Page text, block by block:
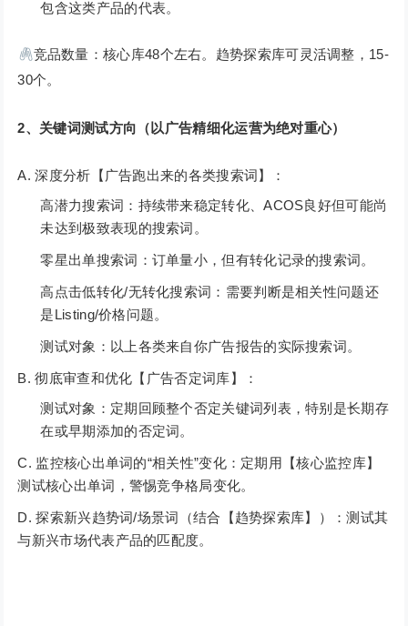
包含这类产品的代表。
竞品数量：核心库48个左右。趋势探索库可灵活调整，15-
30个。
2、关键词测试方向（以广告精细化运营为绝对重心）
A. 深度分析【广告跑出来的各类搜索词】：
高潜力搜索词：持续带来稳定转化、ACOS良好但可能尚
未达到极致表现的搜索词。
零星出单搜索词：订单量小，但有转化记录的搜索词。
高点击低转化/无转化搜索词：需要判断是相关性问题还
是Listing/价格问题。
测试对象：以上各类来自你广告报告的实际搜索词。
B. 彻底审查和优化【广告否定词库】：
测试对象：定期回顾整个否定关键词列表，特别是长期存
在或早期添加的否定词。
C. 监控核心出单词的“相关性”变化：定期用【核心监控库】
测试核心出单词，警惕竞争格局变化。
D. 探索新兴趋势词/场景词（结合【趋势探索库】）：测试其
与新兴市场代表产品的匹配度。